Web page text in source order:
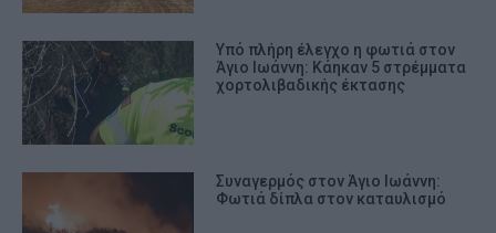
Υπό πλήρη έλεγχο η φωτιά στον
Άγιο Ιωάννη: Κάηκαν 5 στρέμματα
χορτολιβαδικής έκτασης
Συναγερμός στον Άγιο Ιωάννη:
Φωτιά δίπλα στον καταυλισμό